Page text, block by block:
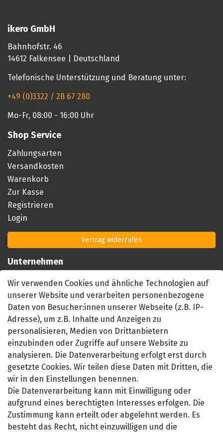
ikero GmbH
Bahnhofstr. 46
14612 Falkensee | Deutschland
Telefonische Unterstützung und Beratung unter:
+49 (0)3322 / 28 67 280
Mo-Fr, 08:00 - 16:00 Uhr
Shop Service
Zahlungsarten
Versandkosten
Warenkorb
Zur Kasse
Registrieren
Login
Vertrag widerrufen
Unternehmen
Impressum
AGB
Datenschutzerklärung
Barrierefreiheitserklärung
Widerrufsrecht
Kontakt
Wir verwenden Cookies und ähnliche Technologien auf
unserer Website und verarbeiten personenbezogene
Daten von Besucher:innen unserer Webseite (z.B. IP-
Adresse), um z.B. Inhalte und Anzeigen zu
personalisieren, Medien von Drittanbietern
einzubinden oder Zugriffe auf unsere Website zu
analysieren. Die Datenverarbeitung erfolgt erst durch
gesetzte Cookies. Wir teilen diese Daten mit Dritten, die
wir in den Einstellungen benennen.
Die Datenverarbeitung kann mit Einwilligung oder
aufgrund eines berechtigten Interesses erfolgen. Die
Zustimmung kann erteilt oder abgelehnt werden. Es
besteht das Recht, nicht einzuwilligen und die